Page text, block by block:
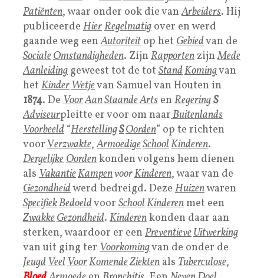
Patiënten, waar onder ook die vanArbeiders. Hij
publiceerde HierRegelmatig over en werd
gaande weg eenAutoriteit op het Gebiedvan de
SocialeOmstandigheden. Zijn RapportenzijnMede
Aanleiding geweest tot de tot StandKomingvan
het KinderWetjevan Samuel van Houten in
1874. De VoorAanStaandeArts en RegeringS
Adviseurpleitte er voor om naarBuitenlands
Voorbeeld “HerstellingSOorden” op te richten
voorVerzwakte,ArmoedigeSchoolKinderen.
DergelijkeOordenkonden volgens hem dienen
als VakantieKampenvoorKinderen, waar van de
Gezondheidwerd bedreigd. Deze Huizenwaren
SpecifiekBedoeldvoor SchoolKinderenmet een
ZwakkeGezondheid. Kinderenkonden daar aan
sterken, waardoor er een PreventieveUitwerking
van uit ging ter Voorkomingvan de onder de
JeugdVeelVoorKomendeZiekten als Tuberculose,